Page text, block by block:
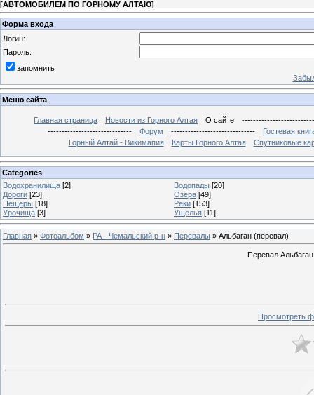
[АВТОМОБИЛЕМ ПО ГОРНОМУ АЛТАЮ]
Форма входа
Логин:
Пароль:
запомнить
Меню сайта
Главная страница Новости из Горного Алтая О сайте
------------------------------
Форум ------------------------------
Гостевая
Горный Алтай - Викимапия
Карты Горного Алтая Спутниковые
Categories
Водохранилища [2] Водопады [20]
Дороги [23] Озера [49]
Пещеры [18] Реки [153]
Урочища [3] Ущелья [11]
Главная » Фотоальбом » РА - Чемальский р-н » Перевалы » Альбаган (перевал)
Перевал
Просмотреть